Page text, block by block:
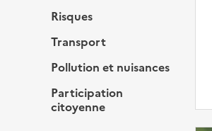
Risques
Transport
Pollution et nuisances
Participation
citoyenne